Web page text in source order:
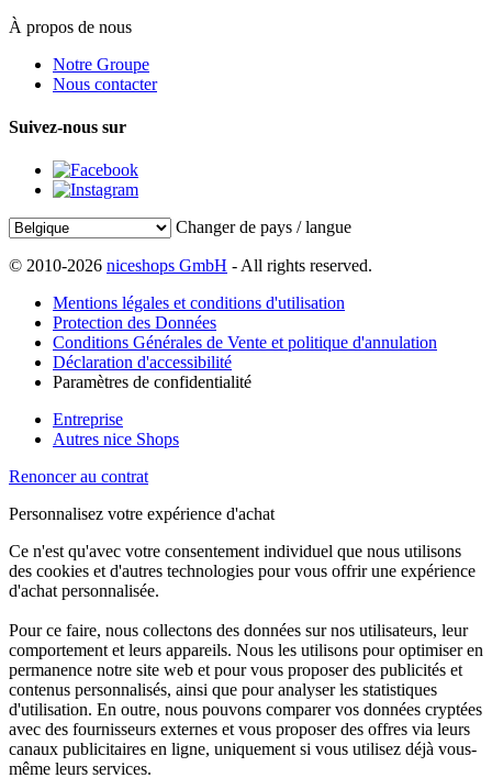
À propos de nous
Notre Groupe
Nous contacter
Suivez-nous sur
Changer de pays / langue
© 2010-2026 niceshops GmbH - All rights reserved.
Mentions légales et conditions d'utilisation
Protection des Données
Conditions Générales de Vente et politique d'annulation
Déclaration d'accessibilité
Paramètres de confidentialité
Entreprise
Autres nice Shops
Renoncer au contrat
Personnalisez votre expérience d'achat
Ce n'est qu'avec votre consentement individuel que nous utilisons
des cookies et d'autres technologies pour vous offrir une expérience
d'achat personnalisée.
Pour ce faire, nous collectons des données sur nos utilisateurs, leur
comportement et leurs appareils. Nous les utilisons pour optimiser en
permanence notre site web et pour vous proposer des publicités et
contenus personnalisés, ainsi que pour analyser les statistiques
d'utilisation. En outre, nous pouvons comparer vos données cryptées
avec des fournisseurs externes et vous proposer des offres via leurs
canaux publicitaires en ligne, uniquement si vous utilisez déjà vous-
même leurs services.